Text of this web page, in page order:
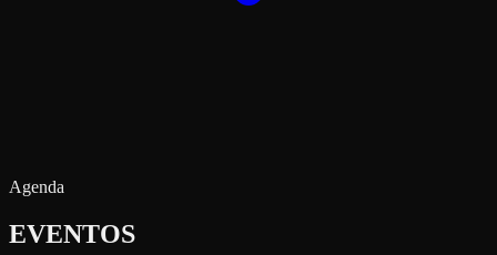
Agenda
EVENTOS